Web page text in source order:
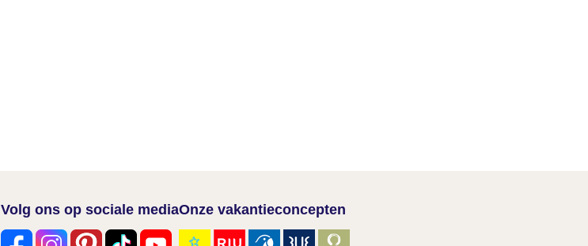
Volg ons op sociale mediaOnze vakantieconcepten